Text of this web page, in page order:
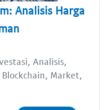
Analisis Harga
Analisis,
Market,